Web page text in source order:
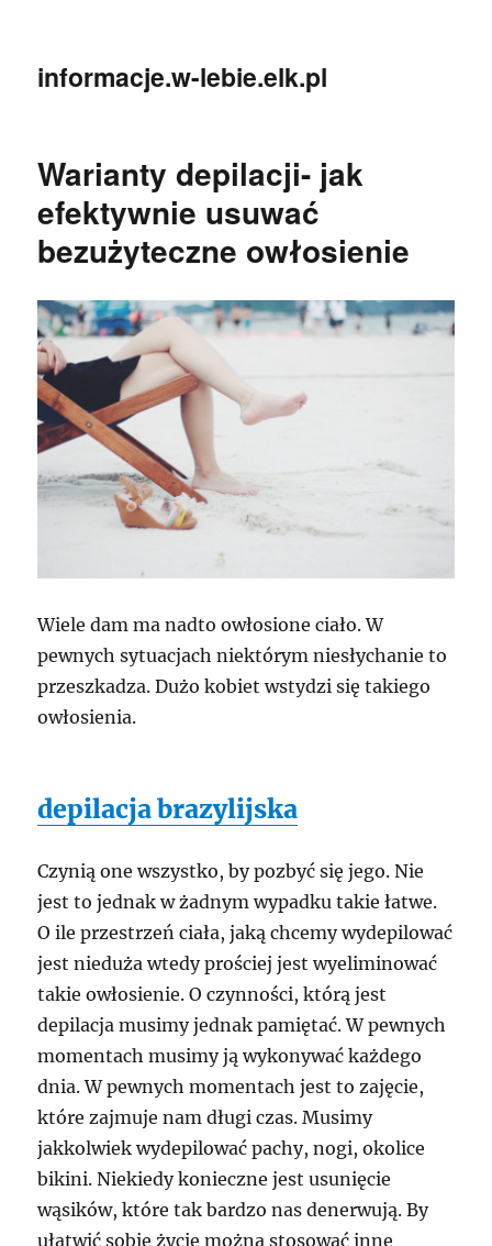
informacje.w-lebie.elk.pl
Warianty depilacji- jak
efektywnie usuwać
bezużyteczne owłosienie
Wiele dam ma nadto owłosione ciało. W
pewnych sytuacjach niektórym niesłychanie to
przeszkadza. Dużo kobiet wstydzi się takiego
owłosienia.
depilacja brazylijska
Czynią one wszystko, by pozbyć się jego. Nie
jest to jednak w żadnym wypadku takie łatwe.
O ile przestrzeń ciała, jaką chcemy wydepilować
jest nieduża wtedy prościej jest wyeliminować
takie owłosienie. O czynności, którą jest
depilacja musimy jednak pamiętać. W pewnych
momentach musimy ją wykonywać każdego
dnia. W pewnych momentach jest to zajęcie,
które zajmuje nam długi czas. Musimy
jakkolwiek wydepilować pachy, nogi, okolice
bikini. Niekiedy konieczne jest usunięcie
wąsików, które tak bardzo nas denerwują. By
ułatwić sobie życie można stosować inne